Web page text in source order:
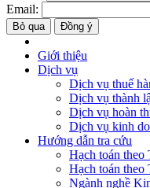
Email:
Bỏ qua Đồng ý
Giới thiệu
Dịch vụ
Dịch vụ thuế
Dịch vụ thành
Dịch vụ hoàn
Dịch vụ kinh
Hướng dẫn tra cứu
Hạch toán
Hạch toán
Ngành nghề